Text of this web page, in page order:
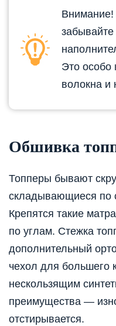
Внимание!
Это особо
волокна и
Обшивка
Топперы бывают
складывающиеся по
Крепятся такие
по углам. Стежка
дополнительный
чехол для большего
нескользящим
преимущества —
отстирывается.